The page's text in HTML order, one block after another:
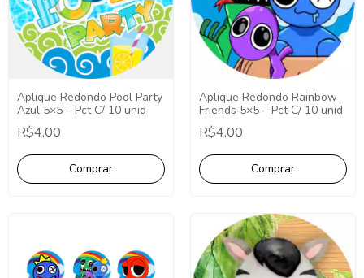
Aplique Redondo Pool Party
Azul 5×5 – Pct C/ 10 unid
R$4,00
Aplique Redondo Rainbow
Friends 5×5 – Pct C/ 10 unid
R$4,00